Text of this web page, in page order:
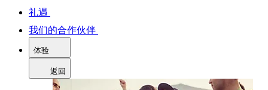
礼遇
我们的合作伙伴
体验
返回